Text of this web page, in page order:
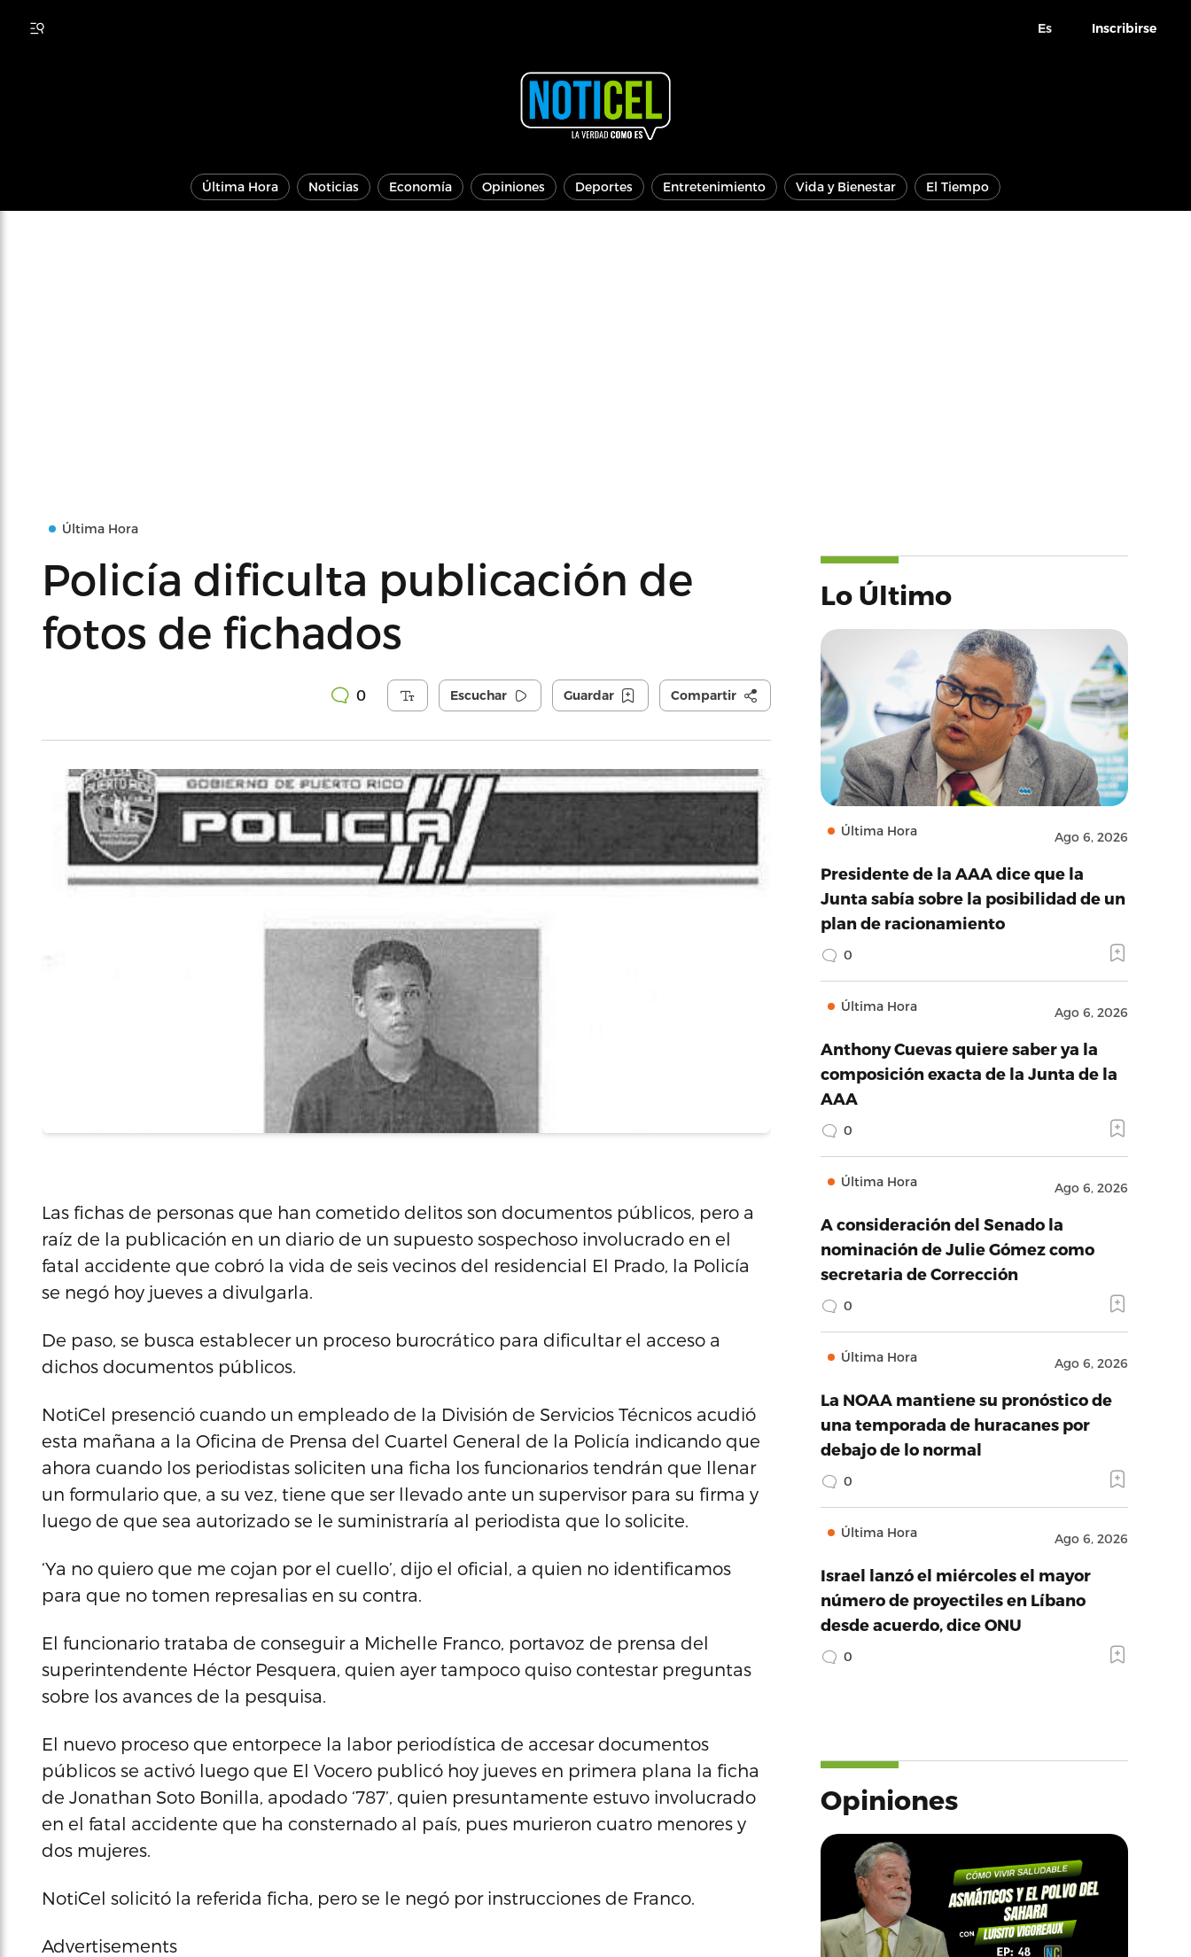
Es Inscribirse
Última Hora Noticias Economía Opiniones Deportes Entretenimiento Vida y Bienestar El Tiempo
Última Hora
Policía dificulta publicación de
fotos de fichados
0 Escuchar Guardar Compartir
Las fichas de personas que han cometido delitos son documentos públicos, pero a
raíz de la publicación en un diario de un supuesto sospechoso involucrado en el
fatal accidente que cobró la vida de seis vecinos del residencial El Prado, la Policía
se negó hoy jueves a divulgarla.
De paso, se busca establecer un proceso burocrático para dificultar el acceso a
dichos documentos públicos.
NotiCel presenció cuando un empleado de la División de Servicios Técnicos acudió
esta mañana a la Oficina de Prensa del Cuartel General de la Policía indicando que
ahora cuando los periodistas soliciten una ficha los funcionarios tendrán que llenar
un formulario que, a su vez, tiene que ser llevado ante un supervisor para su firma y
luego de que sea autorizado se le suministraría al periodista que lo solicite.
‘Ya no quiero que me cojan por el cuello’, dijo el oficial, a quien no identificamos
para que no tomen represalias en su contra.
El funcionario trataba de conseguir a Michelle Franco, portavoz de prensa del
superintendente Héctor Pesquera, quien ayer tampoco quiso contestar preguntas
sobre los avances de la pesquisa.
El nuevo proceso que entorpece la labor periodística de accesar documentos
públicos se activó luego que El Vocero publicó hoy jueves en primera plana la ficha
de Jonathan Soto Bonilla, apodado ‘787’, quien presuntamente estuvo involucrado
en el fatal accidente que ha consternado al país, pues murieron cuatro menores y
dos mujeres.
NotiCel solicitó la referida ficha, pero se le negó por instrucciones de Franco.
Advertisements
Lo Último
Última Hora Ago 6, 2026
Presidente de la AAA dice que la
Junta sabía sobre la posibilidad de un
plan de racionamiento
0
Última Hora Ago 6, 2026
Anthony Cuevas quiere saber ya la
composición exacta de la Junta de la
AAA
0
Última Hora Ago 6, 2026
A consideración del Senado la
nominación de Julie Gómez como
secretaria de Corrección
0
Última Hora Ago 6, 2026
La NOAA mantiene su pronóstico de
una temporada de huracanes por
debajo de lo normal
0
Última Hora Ago 6, 2026
Israel lanzó el miércoles el mayor
número de proyectiles en Líbano
desde acuerdo, dice ONU
0
Opiniones